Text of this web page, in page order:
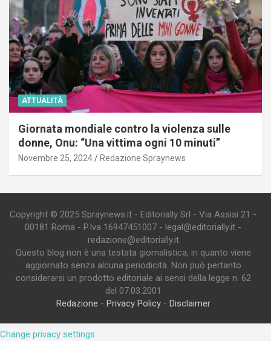
ATTUALITÀ
Giornata mondiale contro la violenza sulle
donne, Onu: “Una vittima ogni 10 minuti”
Novembre 25, 2024 Redazione Spraynews
Copyright © 2025 Spraynews.it - Editorially Srl - Via Assisi 21 -
00181 Roma - P.Iva 16947451007 - legal@editorially.it -
redazione@editorially.it
Questo blog non è una testata giornalistica, in quanto viene
aggiornato senza alcuna periodicità. Non può pertanto
considerarsi un prodotto editoriale ai sensi della legge n. 62
del 07.03.2001
Redazione - Privacy Policy- Disclaimer
Change privacy settings